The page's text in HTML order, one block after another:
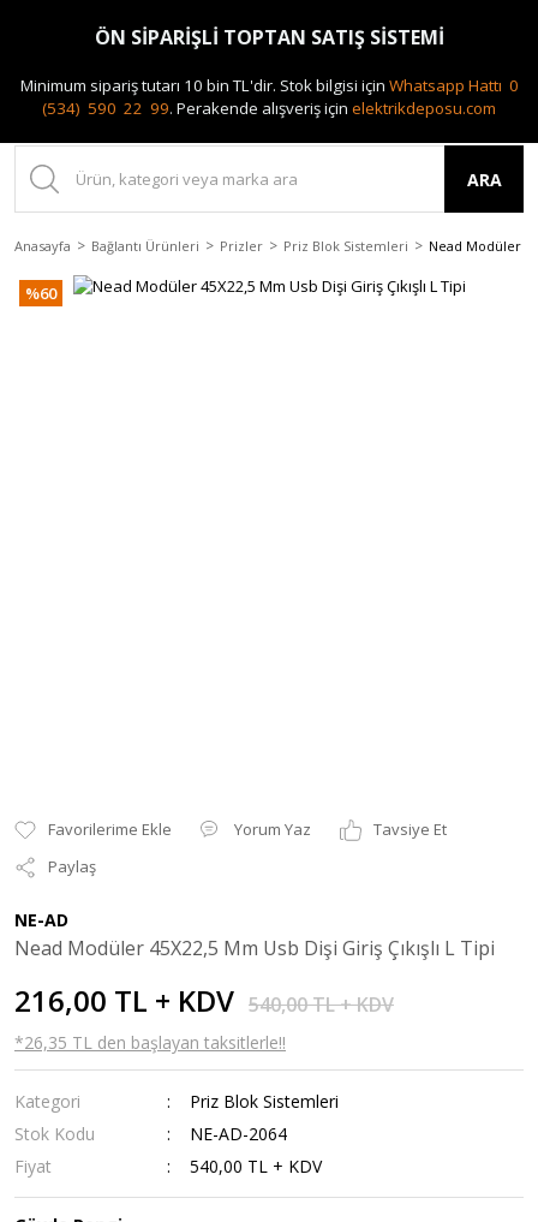
0(212) 240 87 88
ARA
Anasayfa Bağlantı Ürünleri Prizler Priz Blok Sistemleri Nead Modüler
%60
Yorum Yaz
Tavsiye Et
Paylaş
NE-AD
Nead Modüler 45X22,5 Mm Usb Dişi Giriş Çıkışlı L Tipi
216,00 TL + KDV 540,00 TL + KDV
*26,35 TL den başlayan taksitlerle!!
Kategori
Priz Blok Sistemleri
Stok Kodu
NE-AD-2064
Fiyat
540,00 TL + KDV
ÖN SİPARİŞLİ TOPTAN SATIŞ SİSTEMİ
Minimum sipariş tutarı 10 bin TL'dir. Stok bilgisi için Whatsapp Hattı 0
(534) 590 22 99. Perakende alışveriş için elektrikdeposu.com